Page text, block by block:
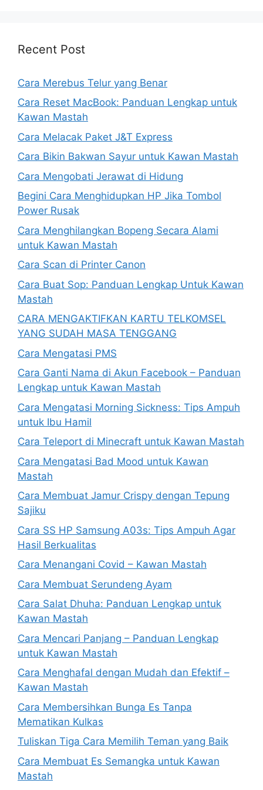
Recent Post
Cara Merebus Telur yang Benar
Cara Reset MacBook: Panduan Lengkap untuk
Kawan Mastah
Cara Melacak Paket J&T Express
Cara Bikin Bakwan Sayur untuk Kawan Mastah
Cara Mengobati Jerawat di Hidung
Begini Cara Menghidupkan HP Jika Tombol
Power Rusak
Cara Menghilangkan Bopeng Secara Alami
untuk Kawan Mastah
Cara Scan di Printer Canon
Cara Buat Sop: Panduan Lengkap Untuk Kawan
Mastah
CARA MENGAKTIFKAN KARTU TELKOMSEL
YANG SUDAH MASA TENGGANG
Cara Mengatasi PMS
Cara Ganti Nama di Akun Facebook – Panduan
Lengkap untuk Kawan Mastah
Cara Mengatasi Morning Sickness: Tips Ampuh
untuk Ibu Hamil
Cara Teleport di Minecraft untuk Kawan Mastah
Cara Mengatasi Bad Mood untuk Kawan
Mastah
Cara Membuat Jamur Crispy dengan Tepung
Sajiku
Cara SS HP Samsung A03s: Tips Ampuh Agar
Hasil Berkualitas
Cara Menangani Covid – Kawan Mastah
Cara Membuat Serundeng Ayam
Cara Salat Dhuha: Panduan Lengkap untuk
Kawan Mastah
Cara Mencari Panjang – Panduan Lengkap
untuk Kawan Mastah
Cara Menghafal dengan Mudah dan Efektif –
Kawan Mastah
Cara Membersihkan Bunga Es Tanpa
Mematikan Kulkas
Tuliskan Tiga Cara Memilih Teman yang Baik
Cara Membuat Es Semangka untuk Kawan
Mastah